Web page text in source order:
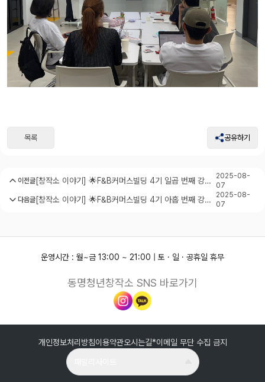
목록 공유하기
이전글 [창작소 이야기] 🌟F&B커머스빌딩 4기 일곱 번째 강의
2025-08-
07
다음글 [창작소 이야기] 🌟F&B커머스빌딩 4기 아홉 번째 강의
2025-08-
07
운영시간 : 월~금 13:00 ~ 21:00 | 토 · 일 · 공휴일 휴무
동명청년창작소 SNS 바로가기
개인정보처리방침이용약관오시는길*이메일 무단 수집 금지